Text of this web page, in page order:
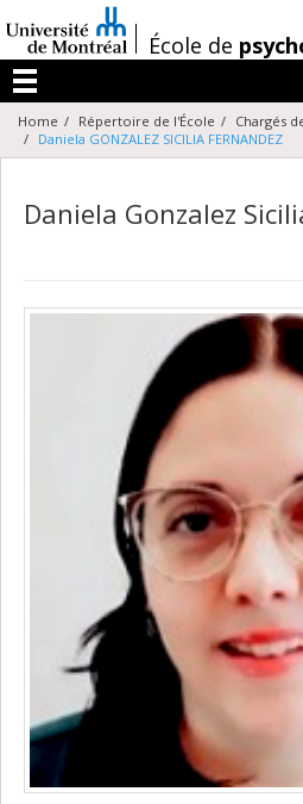
au
contenu
/École de
Menu
Home Répertoire de l'École
Chargés
Daniela GONZALEZ SICILIA FERNANDEZ
Daniela Gonzalez